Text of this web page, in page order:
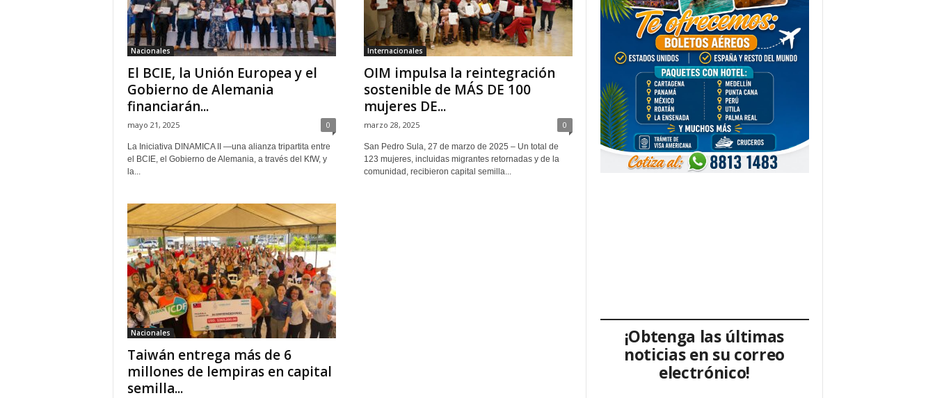
Nacionales
El BCIE, la Unión Europea y el
Gobierno de Alemania
financiarán...
mayo 21, 2025 0
La Iniciativa DINAMICA II —una alianza tripartita entre
el BCIE, el Gobierno de Alemania, a través del KfW, y
la...
Internacionales
OIM impulsa la reintegración
sostenible de MÁS DE 100
mujeres DE...
marzo 28, 2025 0
San Pedro Sula, 27 de marzo de 2025 – Un total de
123 mujeres, incluidas migrantes retornadas y de la
comunidad, recibieron capital semilla...
Nacionales
Taiwán entrega más de 6
millones de lempiras en capital
semilla...
¡Obtenga las últimas
noticias en su correo
electrónico!